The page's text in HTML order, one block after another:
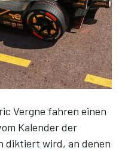
Vergne fahren einen
Kalender der
diktiert wird, an denen